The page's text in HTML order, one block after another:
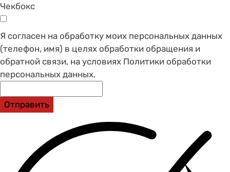
Чекбокс
Я согласен на обработку моих персональных данных
(телефон, имя) в целях обработки обращения и
обратной связи, на условиях Политики обработки
персональных данных.
Отправить